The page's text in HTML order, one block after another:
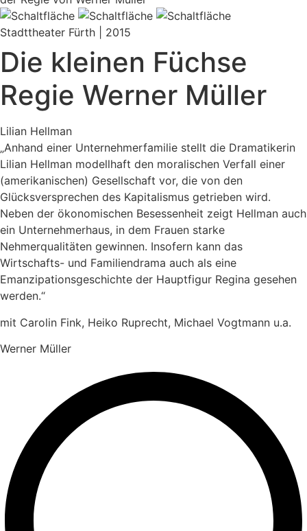
Stadttheater Fürth | 2015
Die kleinen Füchse
Regie Werner Müller
Lilian Hellman
„Anhand einer Unternehmerfamilie stellt die Dramatikerin
Lilian Hellman modellhaft den moralischen Verfall einer
(amerikanischen) Gesellschaft vor, die von den
Glücksversprechen des Kapitalismus getrieben wird.
Neben der ökonomischen Besessenheit zeigt Hellman auch
ein Unternehmerhaus, in dem Frauen starke
Nehmerqualitäten gewinnen. Insofern kann das
Wirtschafts- und Familiendrama auch als eine
Emanzipationsgeschichte der Hauptfigur Regina gesehen
werden.“
mit Carolin Fink, Heiko Ruprecht, Michael Vogtmann u.a.
Werner Müller